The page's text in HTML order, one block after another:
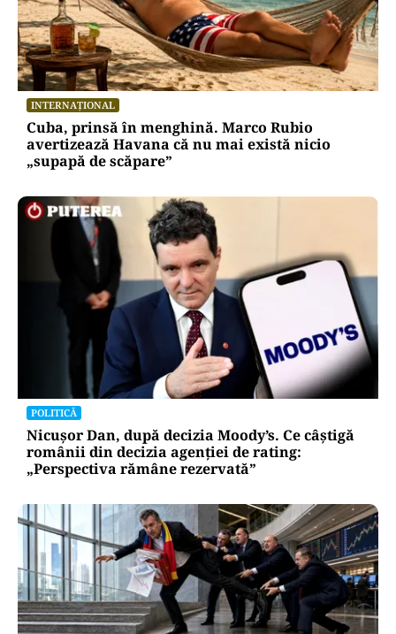
INTERNAȚIONAL
Cuba, prinsă în menghină. Marco Rubio
avertizează Havana că nu mai există nicio
„supapă de scăpare”
POLITICĂ
Nicușor Dan, după decizia Moody’s. Ce câștigă
românii din decizia agenției de rating:
„Perspectiva rămâne rezervată”